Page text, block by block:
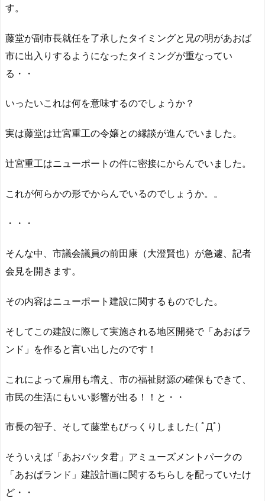
す。
藤堂が副市長就任を了承したタイミングと兄の明があおば
市に出入りするようになったタイミングが重なってい
る・・
いったいこれは何を意味するのでしょうか？
実は藤堂は辻宮重工の令嬢との縁談が進んでいました。
辻宮重工はニューポートの件に密接にからんでいました。
これが何らかの形でからんでいるのでしょうか。。
・・・
そんな中、市議会議員の前田康（大澄賢也）が急遽、記者
会見を開きます。
その内容はニューポート建設に関するものでした。
そしてこの建設に際して実施される地区開発で「あおばラ
ンド」を作ると言い出したのです！
これによって雇用も増え、市の福祉財源の確保もできて、
市民の生活にもいい影響が出る！！と・・
市長の智子、そして藤堂もびっくりしました( ﾟДﾟ)
そういえば「あおバッタ君」アミューズメントパークの
「あおばランド」建設計画に関するちらしを配っていたけ
ど・・